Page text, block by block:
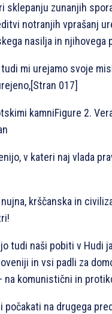
sklepanju zunanjih
notranjih vprašanj
nasilja in njihovega
mi urejamo svoje
[Stran 017]
Figure 2.
v kateri naj vlada
nujna, krščanska in
tudi naši pobiti v Hudi
in vsi padli za
na komunistični in
počakati na drugega